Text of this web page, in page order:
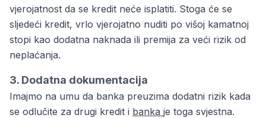
vjerojatnost da se kredit neće isplatiti. Stoga će se
sljedeći kredit, vrlo vjerojatno nuditi po višoj kamatnoj
stopi kao dodatna naknada ili premija za veći rizik od
neplaćanja.
3. Dodatna dokumentacija
Imajmo na umu da banka preuzima dodatni rizik kada
se odlučite za drugi kredit i banka je toga svjestna.